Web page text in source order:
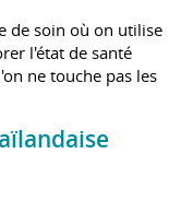
de soin où on utilise
l'état de santé
ne touche pas les